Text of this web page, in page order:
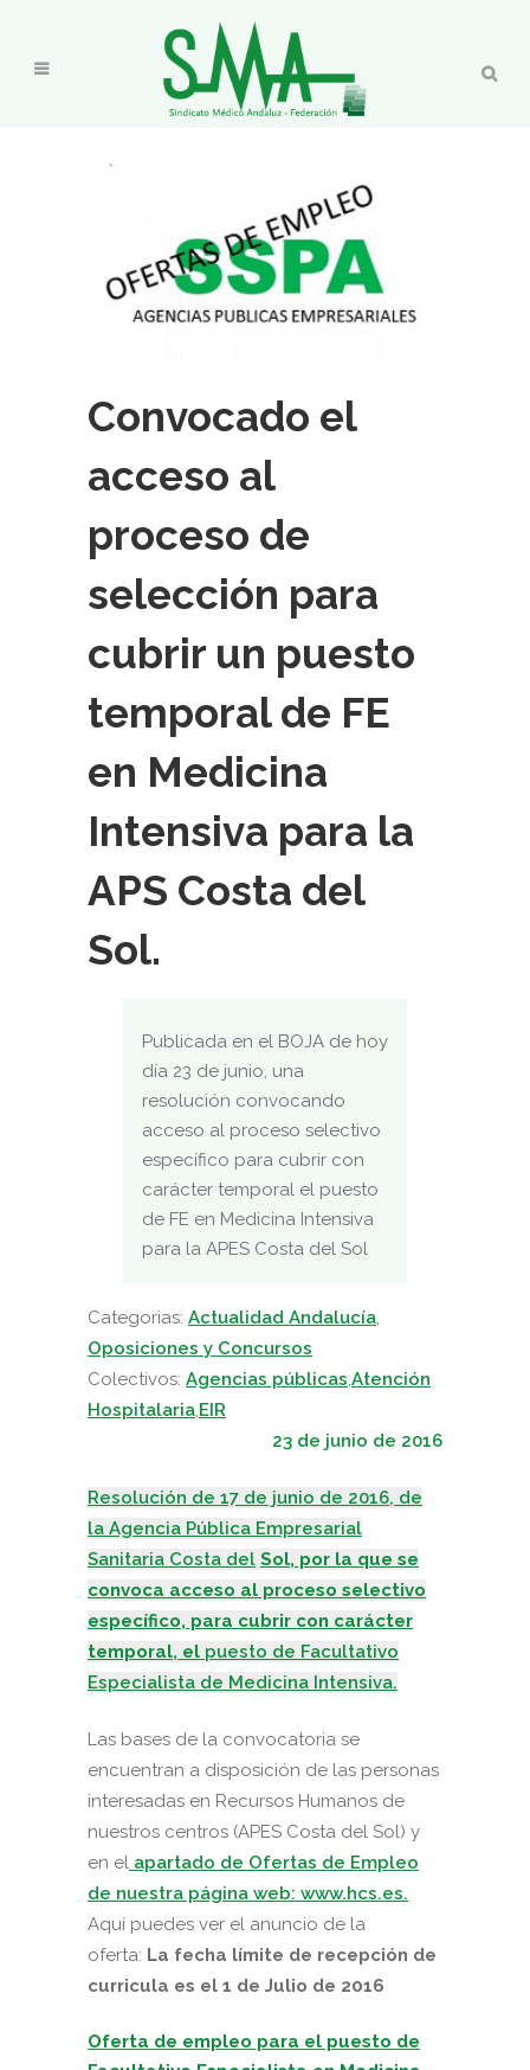
Convocado el
acceso al
proceso de
selección para
cubrir un puesto
temporal de FE
en Medicina
Intensiva para la
APS Costa del
Sol.
Publicada en el BOJA de hoy
día 23 de junio, una
resolución convocando
acceso al proceso selectivo
específico para cubrir con
carácter temporal el puesto
de FE en Medicina Intensiva
para la APES Costa del Sol
Categorias: Actualidad Andalucía,
Oposiciones y Concursos
Colectivos: Agencias públicas,Atención
Hospitalaria,EIR
23 de junio de 2016
Resolución de 17 de junio de 2016, de
la Agencia Pública Empresarial
Sanitaria Costa del Sol, por la que se
convoca acceso al proceso selectivo
específico, para cubrir con carácter
temporal, el puesto de Facultativo
Especialista de Medicina Intensiva.
Las bases de la convocatoria se
encuentran a disposición de las personas
interesadas en Recursos Humanos de
nuestros centros (APES Costa del Sol) y
en el apartado de Ofertas de Empleo
de nuestra página web: www.hcs.es.
Aquí puedes ver el anuncio de la
oferta: La fecha límite de recepción de
curricula es el 1 de Julio de 2016
Oferta de empleo para el puesto de